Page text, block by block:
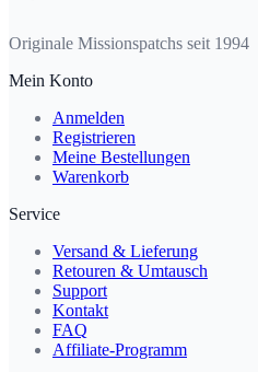
Originale Missionspatchs seit 1994
Mein Konto
Anmelden
Registrieren
Meine Bestellungen
Warenkorb
Service
Versand & Lieferung
Retouren & Umtausch
Support
Kontakt
FAQ
Affiliate-Programm